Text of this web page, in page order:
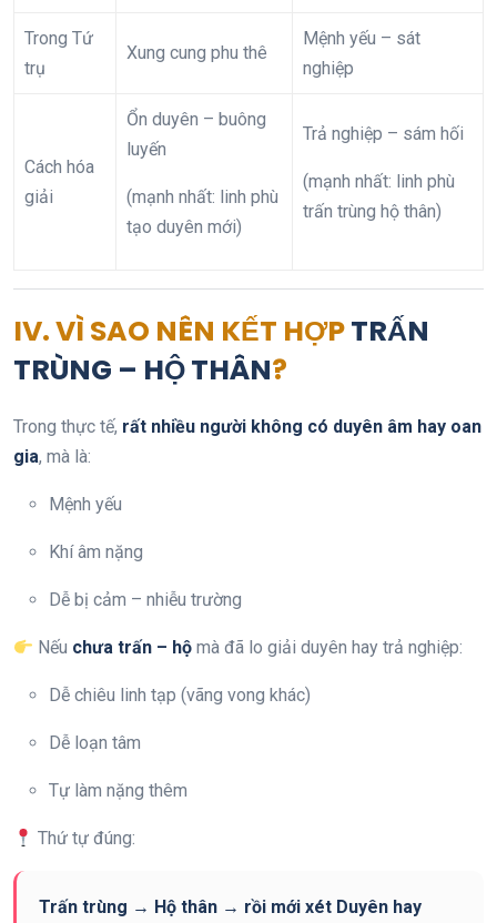
Trong Tứ
trụ
Xung cung phu thê
Mệnh yếu – sát
nghiệp
Cách hóa
giải
Ổn duyên – buông
luyến
(mạnh nhất: linh phù
tạo duyên mới)
Trả nghiệp – sám hối
(mạnh nhất: linh phù
trấn trùng hộ thân)
IV. VÌ SAO NÊN KẾT HỢPTRẤN
TRÙNG – HỘ THÂN?
Trong thực tế, rất nhiều người không có duyên âm hay oan
gia, mà là:
Mệnh yếu
Khí âm nặng
Dễ bị cảm – nhiễu trường
Nếu chưa trấn – hộ mà đã lo giải duyên hay trả nghiệp:
Dễ chiêu linh tạp (vãng vong khác)
Dễ loạn tâm
Tự làm nặng thêm
Thứ tự đúng:
Trấn trùng → Hộ thân → rồi mới xét Duyên hay